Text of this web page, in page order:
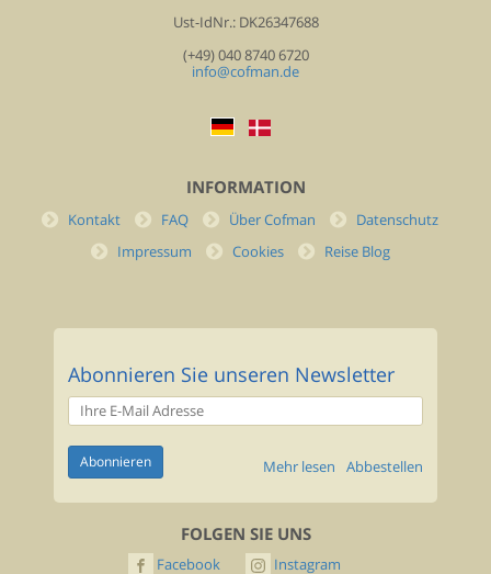
Ust-IdNr.: DK26347688
(+49) 040 8740 6720
info@cofman.de
INFORMATION
Kontakt FAQ Über Cofman
Datenschutz
Impressum
Cookies Reise Blog
Abonnieren Sie unseren Newsletter
Abbestellen
Mehr lesen
FOLGEN SIE UNS
Facebook Instagram